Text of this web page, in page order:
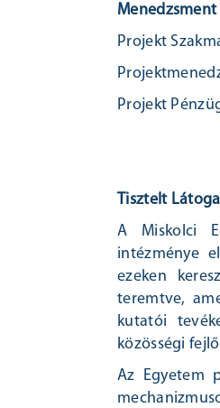
Menedzsment
Projekt
Projekt
Tisztelt
A Miskolci
intézménye
ezeken
teremtve,
kutatói
közösségi
Az Egyetem